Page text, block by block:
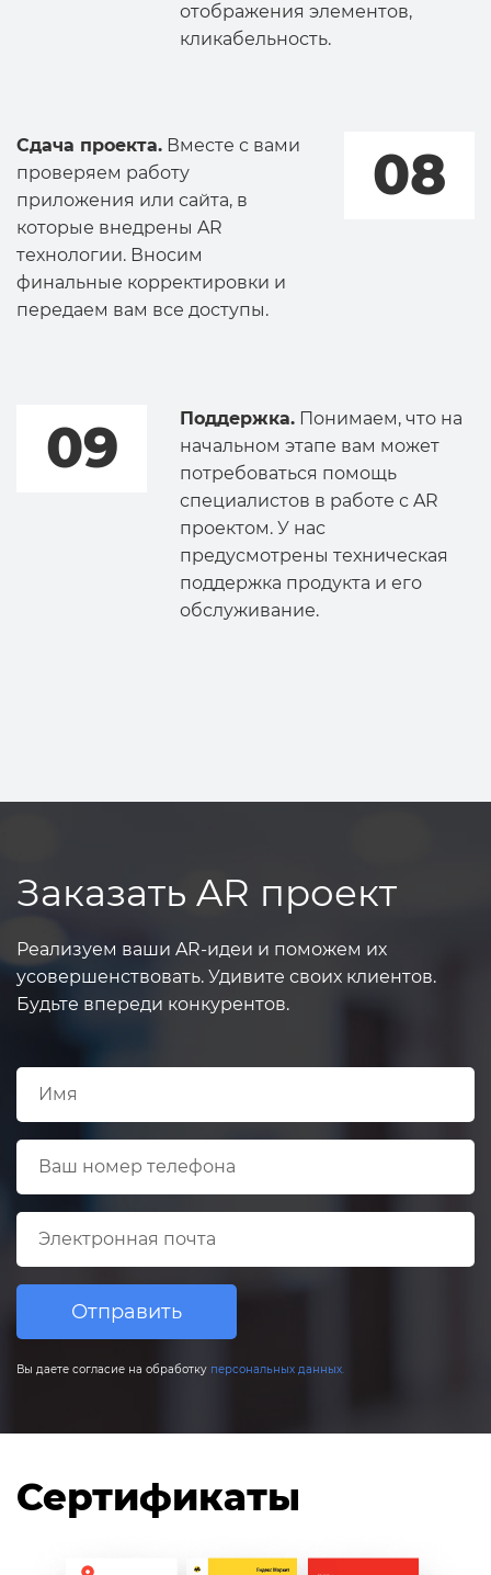
отображения элементов,
кликабельность.
Сдача проекта. Вместе с вами
проверяем работу
приложения или сайта, в
которые внедрены AR
технологии. Вносим
финальные корректировки и
передаем вам все доступы.
08
09 Поддержка. Понимаем, что на
начальном этапе вам может
потребоваться помощь
специалистов в работе с AR
проектом. У нас
предусмотрены техническая
поддержка продукта и его
обслуживание.
Заказать AR проект
Реализуем ваши AR-идеи и поможем их
усовершенствовать. Удивите своих клиентов.
Будьте впереди конкурентов.
Отправить
Вы даете согласие на обработку персональных данных.
Сертификаты